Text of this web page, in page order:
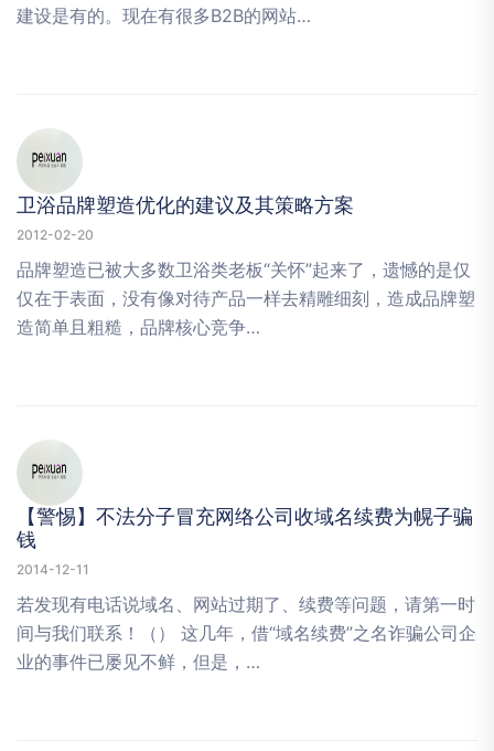
建设是有的。现在有很多B2B的网站…
卫浴品牌塑造优化的建议及其策略方案
2012-02-20
品牌塑造已被大多数卫浴类老板“关怀”起来了，遗憾的是仅
仅在于表面，没有像对待产品一样去精雕细刻，造成品牌塑
造简单且粗糙，品牌核心竞争…
【警惕】不法分子冒充网络公司收域名续费为幌子骗
钱
2014-12-11
若发现有电话说域名、网站过期了、续费等问题，请第一时
间与我们联系！（） 这几年，借“域名续费”之名诈骗公司企
业的事件已屡见不鲜，但是，…